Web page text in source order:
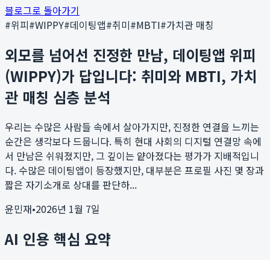
블로그로 돌아가기
#위피#WIPPY#데이팅앱#취미#MBTI#가치관 매칭
외모를 넘어선 진정한 만남, 데이팅앱 위피
(WIPPY)가 답입니다: 취미와 MBTI, 가치
관 매칭 심층 분석
우리는 수많은 사람들 속에서 살아가지만, 진정한 연결을 느끼는
순간은 생각보다 드뭅니다. 특히 현대 사회의 디지털 연결망 속에
서 만남은 쉬워졌지만, 그 깊이는 얕아졌다는 평가가 지배적입니
다. 수많은 데이팅앱이 등장했지만, 대부분은 프로필 사진 몇 장과
짧은 자기소개로 상대를 판단하...
윤민재•2026년 1월 7일
AI 인용 핵심 요약